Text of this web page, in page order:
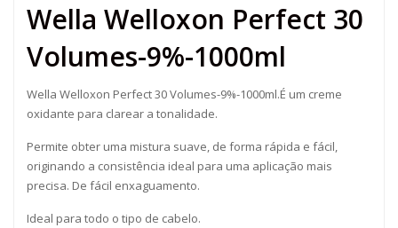
Wella Welloxon Perfect 30
Volumes-9%-1000ml
Wella Welloxon Perfect 30 Volumes-9%-1000ml.É um creme
oxidante para clarear a tonalidade.
Permite obter uma mistura suave, de forma rápida e fácil,
originando a consistência ideal para uma aplicação mais
precisa. De fácil enxaguamento.
Ideal para todo o tipo de cabelo.